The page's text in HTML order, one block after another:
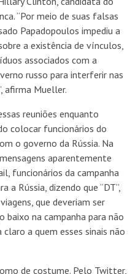
“Por meio de suas falsas
Papadopoulos impediu a
a existência de vínculos,
associados com a
russo para interferir nas
afirma Mueller.
reuniões enquanto
colocar funcionários do
o governo da Rússia. Na
aparentemente
funcionários da campanha
a Rússia, dizendo que “DT”,
que deveriam ser
baixo na campanha para não
a quem esses sinais não
de costume. Pelo Twitter,